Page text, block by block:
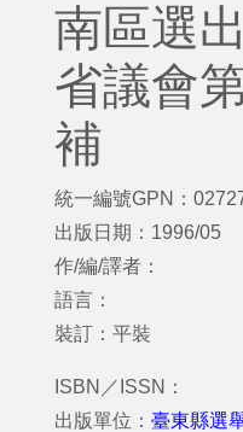
南區選
省議會
補
統一編號GPN：
出版日期：1996/05
作/編/譯者：
語言：
裝訂：平裝
ISBN／ISSN：
出版單位： 臺東縣選